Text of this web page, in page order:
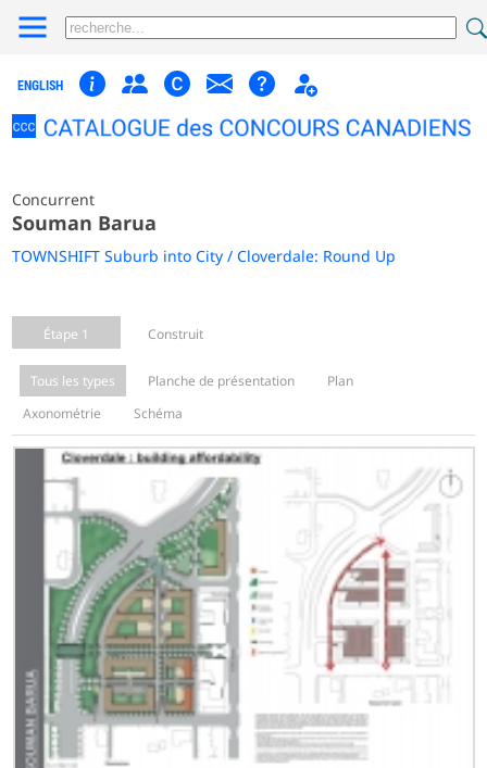
ENGLISH
Concurrent
Souman Barua
TOWNSHIFT Suburb into City / Cloverdale: Round Up
Étape 1 Construit
Tous les types Planche de présentation
Plan
Axonométrie
Schéma